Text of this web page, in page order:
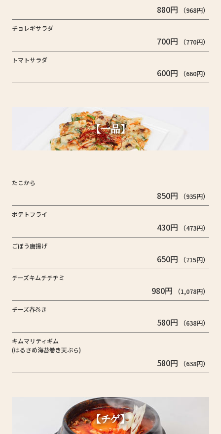
880円 （968円）
チョレギサラダ
700円 （770円）
トマトサラダ
600円 （660円）
【一品】
たこから
850円 （935円）
ポテトフライ
430円 （473円）
ごぼう唐揚げ
650円 （715円）
チーズキムチチヂミ
980円 （1,078円）
チーズ春巻き
580円 （638円）
キムマリティギム
(はるさめ海苔巻き天ぷら)
580円 （638円）
【チゲ】